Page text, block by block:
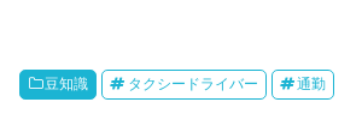
豆知識 タクシードライバー 通勤